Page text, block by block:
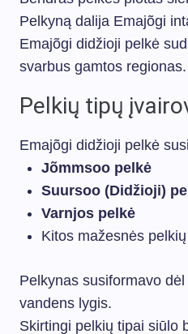
Pelkyną dalija Emajõgi
Emajõgi didžioji pelkė
svarbus gamtos regionas.
Pelkių tipų
Emajõgi didžioji pelkė
Jõmmsoo pelkė
Suursoo (Didžioji)
Varnjos pelkė
Kitos mažesnės
Pelkynas susiformavo
vandens lygis.
Skirtingi pelkių tipai siūlo